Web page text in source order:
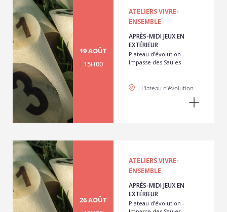
19 AOÛT
15H00
ATELIERS VIVRE-
ENSEMBLE
APRÈS-MIDI JEUX EN
EXTÉRIEUR
Plateau d’évolution -
Impasse des Saules
Plateau d’évolution
26 AOÛT
ATELIERS VIVRE-
ENSEMBLE
APRÈS-MIDI JEUX EN
EXTÉRIEUR
Plateau d’évolution -